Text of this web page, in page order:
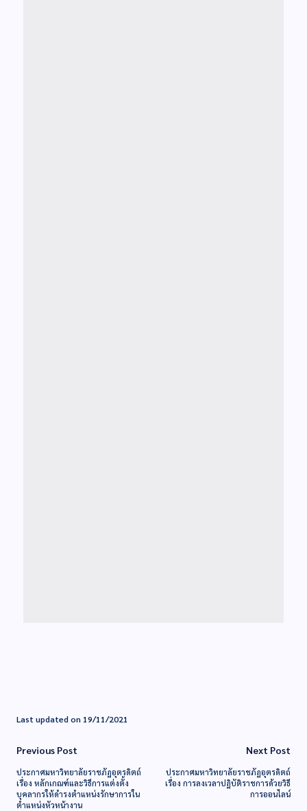
Last updated on 19/11/2021
Previous Post
ประกาศมหาวิทยาลัยราชภัฏอุตรดิตถ์
เรื่อง หลักเกณฑ์และวิธีการแต่งตั้ง
บุคลากรให้ดำรงตำแหน่งรักษาการใน
ตำแหน่งหัวหน้างาน
Next Post
ประกาศมหาวิทยาลัยราชภัฏอุตรดิตถ์
เรื่อง การลงเวลาปฏิบัติราชการด้วยวิธี
การออนไลน์